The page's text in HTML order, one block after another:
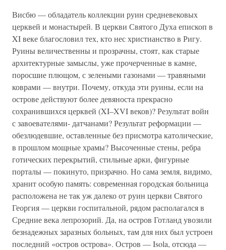
Висбю — обладатель коллекции руин средневековых
церквей и монастырей. В церкви Святого Духа епископ в
XI веке благословил тех, кто нес христианство в Ригу.
Руины величественны и прозрачны, стоят, как старые
архитектурные замыслы, уже прочерченные в камне,
поросшие плющом, с зелеными газонами — травяными
коврами — внутри. Почему, откуда эти руины, если на
острове действуют более девяноста прекрасно
сохранившихся церквей (XI–XVI веков)? Результат войн
с завоевателями- датчанами? Результат реформации —
обезлюдевшие, оставленные без присмотра католические,
в прошлом мощные храмы? Высоченные стены, ребра
готических перекрытий, стильные арки, фигурные
порталы — покинуто, призрачно. Но сама земля, видимо,
хранит особую память: современная городская больница
расположена не так уж далеко от руин церкви Святого
Георгия — церкви госпитальной, рядом располагался в
Средние века лепрозорий. Да, на остров Готланд увозили
безнадежных заразных больных, там для них был устроен
последний «остров острова». Остров — Isola, отсюда —